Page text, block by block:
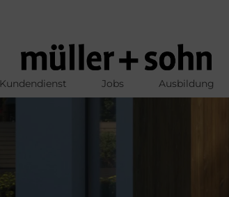
Kundendienst Jobs Ausbildung